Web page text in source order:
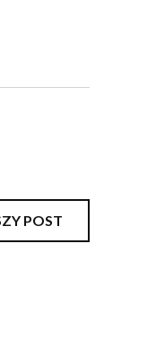
POST